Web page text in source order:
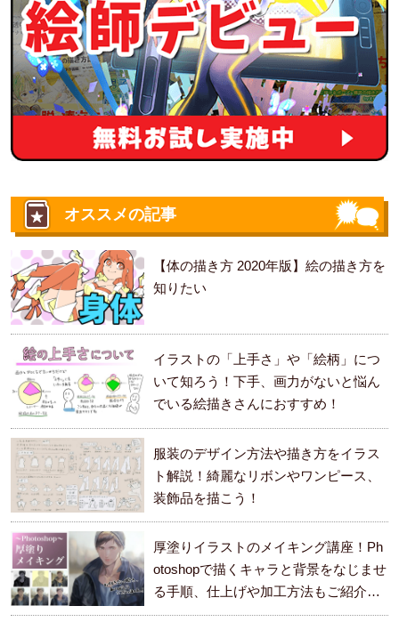
オススメの記事
【体の描き方 2020年版】絵の描き方を
知りたい
イラストの「上手さ」や「絵柄」につ
いて知ろう！下手、画力がないと悩ん
でいる絵描きさんにおすすめ！
服装のデザイン方法や描き方をイラス
ト解説！綺麗なリボンやワンピース、
装飾品を描こう！
厚塗りイラストのメイキング講座！Ph
otoshopで描くキャラと背景をなじませ
る手順、仕上げや加工方法もご紹介し
ます。